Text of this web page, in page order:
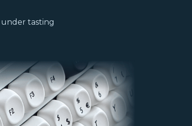
tasting